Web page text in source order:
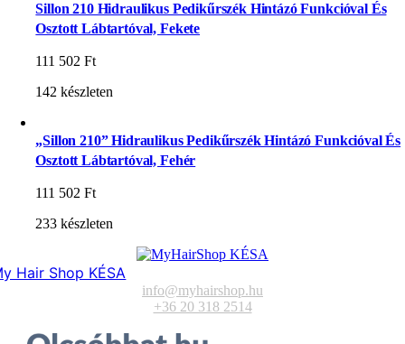
Sillon 210 Hidraulikus Pedikűrszék Hintázó Funkcióval És
Osztott Lábtartóval, Fekete
111 502Ft
142 készleten
„Sillon 210” Hidraulikus Pedikűrszék Hintázó Funkcióval És
Osztott Lábtartóval, Fehér
111 502Ft
233 készleten
Hair Shop KÉSA
info@myhairshop.hu
+36 20 318 2514